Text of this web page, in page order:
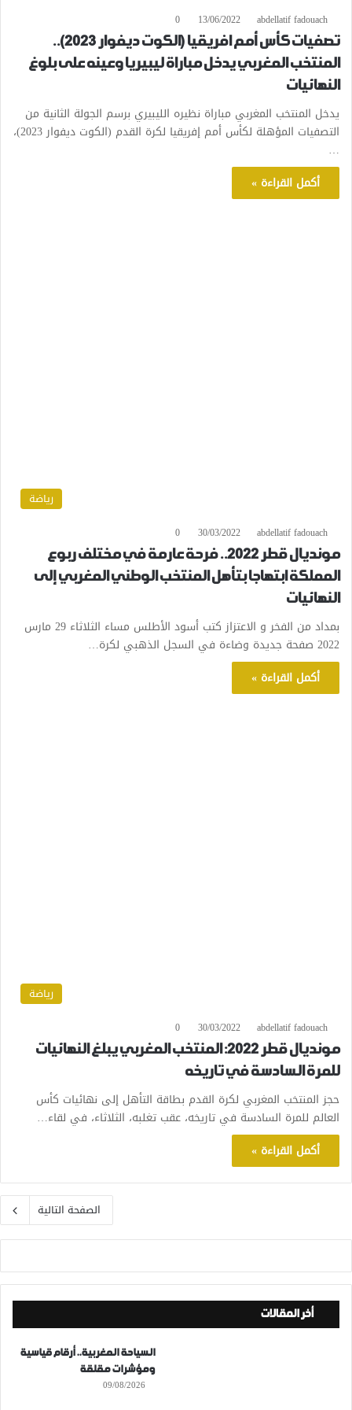
abdellatif fadouach
13/06/2022
0
تصفيات كأس أمم افريقيا (الكوت ديفوار 2023)..
المنتخب المغربي يدخل مباراة ليبيريا وعينه على بلوغ
النهائيات
يدخل المنتخب المغربي مباراة نظيره الليبيري برسم الجولة الثانية من
التصفيات المؤهلة لكأس أمم إفريقيا لكرة القدم (الكوت ديفوار 2023)،
…
أكمل القراءة »
رياضة
abdellatif fadouach
30/03/2022
0
مونديال قطر 2022.. فرحة عارمة في مختلف ربوع
المملكة ابتهاجا بتأهل المنتخب الوطني المغربي إلى
النهائيات
بمداد من الفخر و الاعتزاز كتب أسود الأطلس مساء الثلاثاء 29 مارس
2022 صفحة جديدة وضاءة في السجل الذهبي لكرة…
أكمل القراءة »
رياضة
abdellatif fadouach
30/03/2022
0
مونديال قطر 2022: المنتخب المغربي يبلغ النهائيات
للمرة السادسة في تاريخه
حجز المنتخب المغربي لكرة القدم بطاقة التأهل إلى نهائيات كأس
العالم للمرة السادسة في تاريخه، عقب تغلبه، الثلاثاء، في لقاء…
أكمل القراءة »
الصفحة التالية
أخر المقالات
السياحة المغربية.. أرقام قياسية
ومؤشرات مقلقة
09/08/2026